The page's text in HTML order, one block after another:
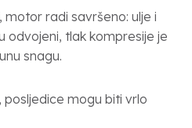
radi savršeno: ulje i
odvojeni, tlak kompresije je
snagu.
posljedice mogu biti vrlo